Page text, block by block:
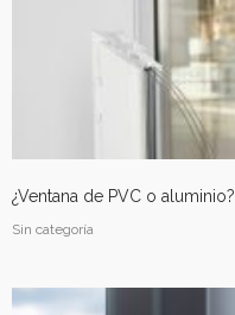
¿Ventana de PVC o aluminio?
Sin categoría